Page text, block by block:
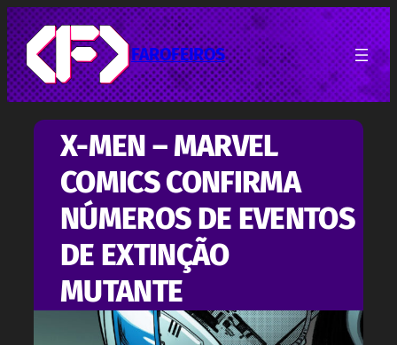
Pular
para
o
conteúdo
FAROFEIROS
X-MEN – MARVEL
COMICS CONFIRMA
NÚMEROS DE EVENTOS
DE EXTINÇÃO
MUTANTE